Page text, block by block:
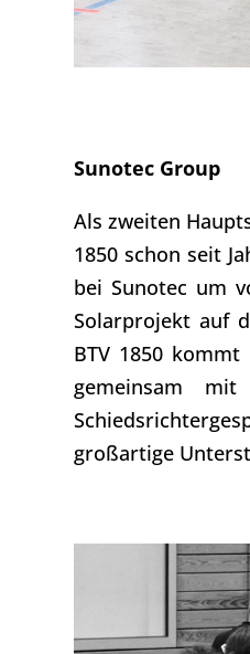
Sunotec Group
Als zweiten
1850 schon seit
bei Sunotec um
Solarprojekt auf
BTV 1850
gemeinsam
großartige